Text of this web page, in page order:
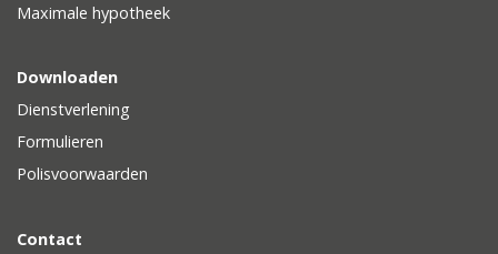
Maximale hypotheek
Downloaden
Dienstverlening
Formulieren
Polisvoorwaarden
Contact